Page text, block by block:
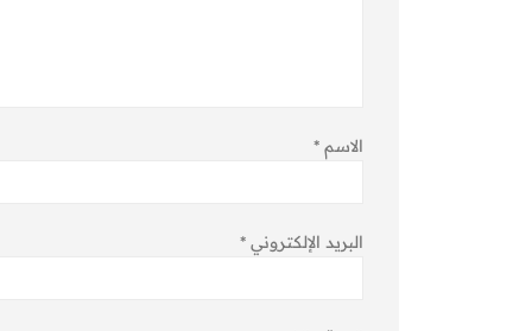
الاسم *
البريد الإلكتروني *